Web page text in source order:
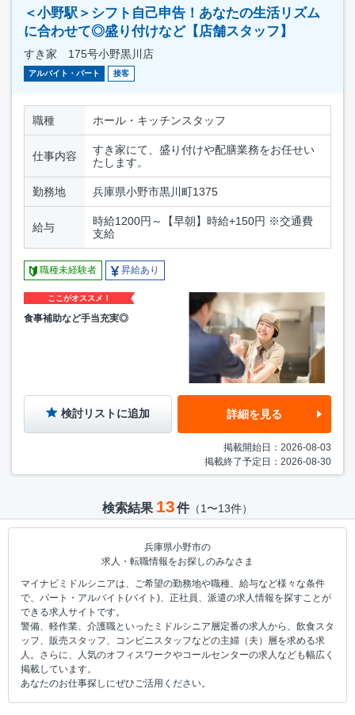
＜小野駅＞シフト自己申告！あなたの生活リズム
に合わせて◎盛り付けなど【店舗スタッフ】
すき家 175号小野黒川店
アルバイト・パート 接客
職種 ホール・キッチンスタッフ
仕事内容
すき家にて、盛り付けや配膳業務をお任せい
たします。
勤務地 兵庫県小野市黒川町1375
給与
時給1200円～【早朝】時給+150円 ※交通費
支給
職種未経験者 昇給あり
ここがオススメ！
食事補助など手当充実◎
検討リストに追加 詳細を見る
掲載開始日：2026-08-03
掲載終了予定日：2026-08-30
検索結果 13件（1〜13件）
兵庫県小野市の
求人・転職情報をお探しのみなさま
マイナビミドルシニアは、ご希望の勤務地や職種、給与など様々な条件
で、パート・アルバイト(バイト)、正社員、派遣の求人情報を探すことが
できる求人サイトです。
警備、軽作業、介護職といったミドルシニア層定番の求人から、飲食スタ
ッフ、販売スタッフ、コンビニスタッフなどの主婦（夫）層を求める求
人。さらに、人気のオフィスワークやコールセンターの求人なども幅広く
掲載しています。
あなたのお仕事探しにぜひご活用ください。